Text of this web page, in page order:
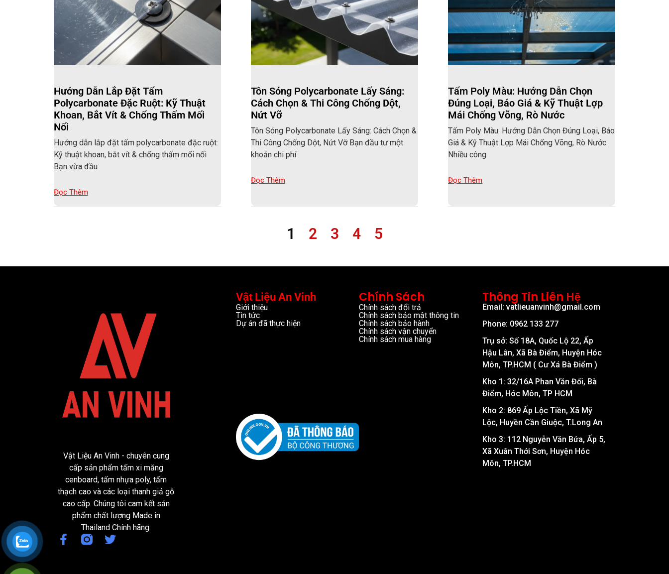
Hướng Dẫn Lắp Đặt Tấm
Polycarbonate Đặc Ruột: Kỹ Thuật
Khoan, Bắt Vít & Chống Thấm Mối
Nối
Hướng dẫn lắp đặt tấm polycarbonate đặc ruột:
Kỹ thuật khoan, bắt vít & chống thấm mối nối
Bạn vừa đầu
Đọc Thêm
Tôn Sóng Polycarbonate Lấy Sáng:
Cách Chọn & Thi Công Chống Dột,
Nứt Vỡ
Tôn Sóng Polycarbonate Lấy Sáng: Cách Chọn &
Thi Công Chống Dột, Nứt Vỡ Bạn đầu tư một
khoản chi phí
Đọc Thêm
Tấm Poly Màu: Hướng Dẫn Chọn
Đúng Loại, Báo Giá & Kỹ Thuật Lợp
Mái Chống Võng, Rò Nước
Tấm Poly Màu: Hướng Dẫn Chọn Đúng Loại, Báo
Giá & Kỹ Thuật Lợp Mái Chống Võng, Rò Nước
Nhiều công
Đọc Thêm
1 2 3 4 5
Vật Liệu An Vinh - chuyên cung
cấp sản phẩm tấm xi măng
cenboard, tấm nhựa poly, tấm
thạch cao và các loại thanh giả gỗ
cao cấp. Chúng tôi cam kết sản
phẩm chất lượng Made in
Thailand Chính hãng.
Vật Liệu An Vinh
Giới thiệu
Tin tức
Dự án đã thực hiện
Chính Sách
Chính sách đổi trả
Chính sách bảo mật thông tin
Chính sách bảo hành
Chính sách vận chuyển
Chính sách mua hàng
Thông Tin Liên Hệ
Email: vatlieuanvinh@gmail.com
Phone: 0962 133 277
Trụ sở: Số 18A, Quốc Lộ 22, Ấp
Hậu Lân, Xã Bà Điểm, Huyện Hóc
Môn, TP.HCM ( Cư Xá Bà Điểm )
Kho 1: 32/16A Phan Văn Đối, Bà
Điểm, Hóc Môn, TP HCM
Kho 2: 869 Ấp Lộc Tiền, Xã Mỹ
Lộc, Huyền Cần Giuộc, T.Long An
Kho 3: 112 Nguyễn Văn Bứa, Ấp 5,
Xã Xuân Thới Sơn, Huyện Hóc
Môn, TP.HCM